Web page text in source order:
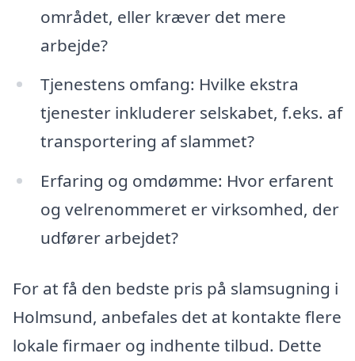
området, eller kræver det mere
arbejde?
Tjenestens omfang: Hvilke ekstra
tjenester inkluderer selskabet, f.eks. af
transportering af slammet?
Erfaring og omdømme: Hvor erfarent
og velrenommeret er virksomhed, der
udfører arbejdet?
For at få den bedste pris på slamsugning i
Holmsund, anbefales det at kontakte flere
lokale firmaer og indhente tilbud. Dette